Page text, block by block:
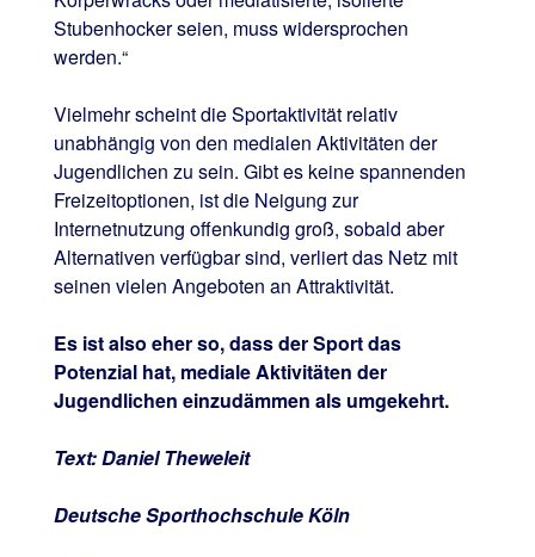
Stubenhocker seien, muss widersprochen
werden.“
Vielmehr scheint die Sportaktivität relativ
unabhängig von den medialen Aktivitäten der
Jugendlichen zu sein. Gibt es keine spannenden
Freizeitoptionen, ist die Neigung zur
Internetnutzung offenkundig groß, sobald aber
Alternativen verfügbar sind, verliert das Netz mit
seinen vielen Angeboten an Attraktivität.
Es ist also eher so, dass der Sport das
Potenzial hat, mediale Aktivitäten der
Jugendlichen einzudämmen als umgekehrt.
Text: Daniel Theweleit
Deutsche Sporthochschule Köln